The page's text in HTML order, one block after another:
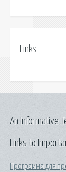
Links
Links to
Программа для
An Informative